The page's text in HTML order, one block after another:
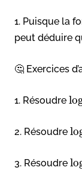
1. Puisque la
peut déduire
🤔 Exercices
1. Résoudre
2. Résoudre
3. Résoudre